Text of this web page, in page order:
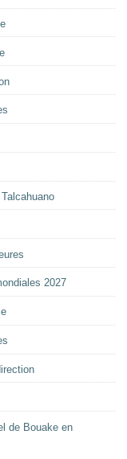
2027
de Bouake en